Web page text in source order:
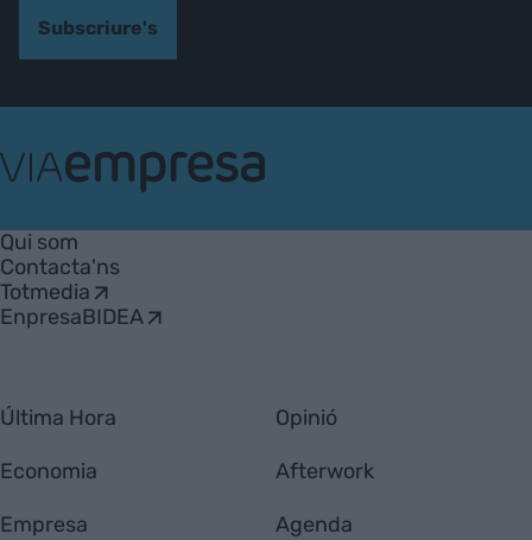
Subscriure's
Empresa
Qui som
Contacta'ns
Totmedia
EnpresaBIDEA
Última Hora
Economia
Empresa
Opinió
Afterwork
Agenda